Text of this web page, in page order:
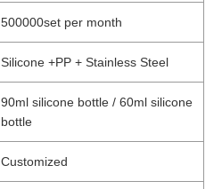
500000set per month
Silicone +PP + Stainless Steel
90ml silicone bottle / 60ml silicone
bottle
Customized